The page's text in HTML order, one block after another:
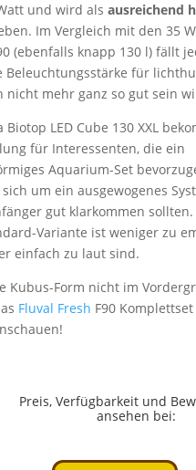
und wird als ausreichend
Im Vergleich mit den 35
(ebenfalls knapp 130 l) fällt
Beleuchtungsstärke für
nicht mehr ganz so gut sein
Biotop LED Cube 130 XXL
für Interessenten, die ein
Aquarium-Set
um ein ausgewogenes
gut klarkommen sollten.
Variante ist weniger zu
einfach zu laut sind.
Kubus-Form nicht im
Fluval Fresh F90
Preis, Verfügbarkeit und
ansehen bei: